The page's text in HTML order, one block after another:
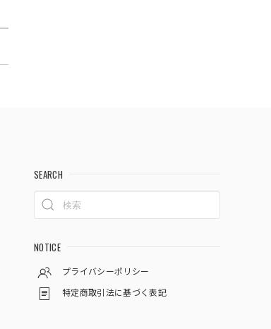
SEARCH
NOTICE
プライバシーポリシー
特定商取引法に基づく表記